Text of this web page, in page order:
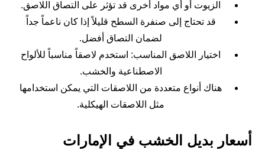
الزيوت أو أي مواد أخرى قد تؤثر على التصاق اللاصق.
قد تحتاج إلى صنفرة السطح قليلاً إذا كان ناعماً جداً
لضمان التصاق أفضل.
اختيار اللاصق المناسب: استخدم لاصقاً مناسباً للألواح
الاصطناعية والخشب.
هناك أنواع متعددة من اللاصقات التي يمكن استخدامها
مثل اللاصقات الهيكلية.
أسعار بديل الخشب في الإمارات